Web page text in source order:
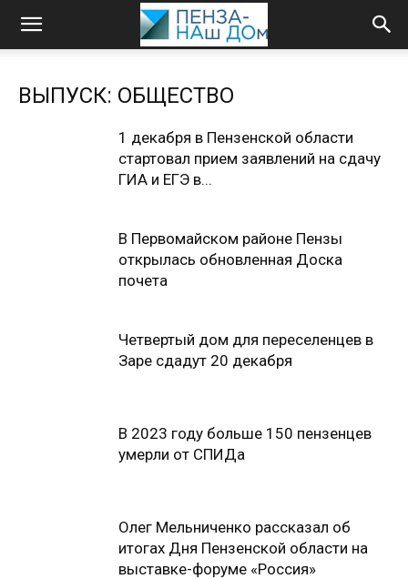
ВЫПУСК: ОБЩЕСТВО
1 декабря в Пензенской области
стартовал прием заявлений на сдачу
ГИА и ЕГЭ в...
В Первомайском районе Пензы
открылась обновленная Доска
почета
Четвертый дом для переселенцев в
Заре сдадут 20 декабря
В 2023 году больше 150 пензенцев
умерли от СПИДа
Олег Мельниченко рассказал об
итогах Дня Пензенской области на
выставке-форуме «Россия»